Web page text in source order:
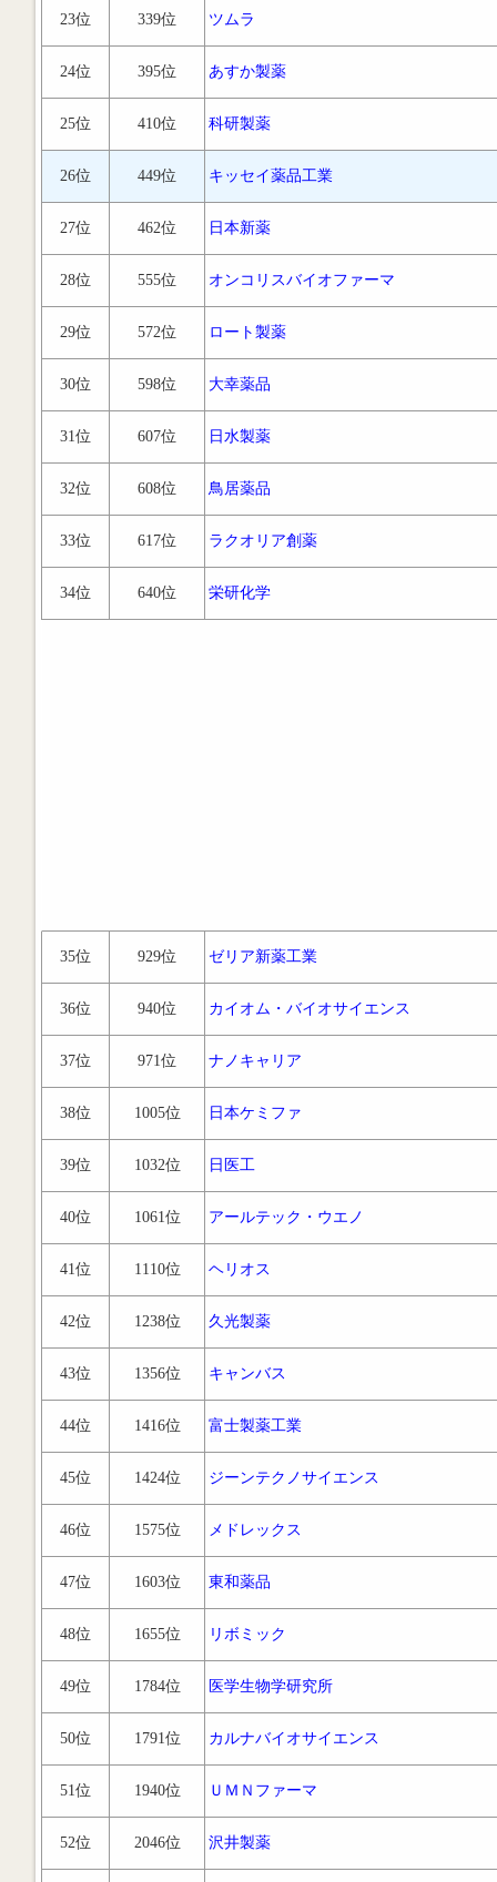
23位 339位 ツムラ
24位 395位 あすか製薬
25位 410位 科研製薬
26位 449位 キッセイ薬品工業
27位 462位 日本新薬
28位 555位 オンコリスバイオファーマ
29位 572位 ロート製薬
30位 598位 大幸薬品
31位 607位 日水製薬
32位 608位 鳥居薬品
33位 617位 ラクオリア創薬
34位 640位 栄研化学
35位 929位 ゼリア新薬工業
36位 940位 カイオム・バイオサイエンス
37位 971位 ナノキャリア
38位 1005位 日本ケミファ
39位 1032位 日医工
40位 1061位 アールテック・ウエノ
41位 1110位 ヘリオス
42位 1238位 久光製薬
43位 1356位 キャンバス
44位 1416位 富士製薬工業
45位 1424位 ジーンテクノサイエンス
46位 1575位 メドレックス
47位 1603位 東和薬品
48位 1655位 リボミック
49位 1784位 医学生物学研究所
50位 1791位 カルナバイオサイエンス
51位 1940位 ＵＭＮファーマ
52位 2046位 沢井製薬